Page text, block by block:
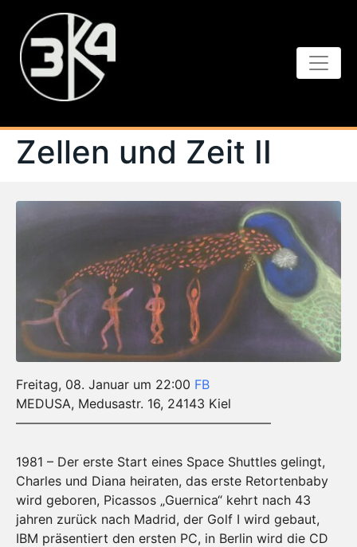
Zellen und Zeit II
Freitag, 08. Januar um 22:00 FB
MEDUSA, Medusastr. 16, 24143 Kiel
————————————————————
1981 – Der erste Start eines Space Shuttles gelingt,
Charles und Diana heiraten, das erste Retortenbaby
wird geboren, Picassos „Guernica“ kehrt nach 43
jahren zurück nach Madrid, der Golf I wird gebaut,
IBM präsentiert den ersten PC, in Berlin wird die CD